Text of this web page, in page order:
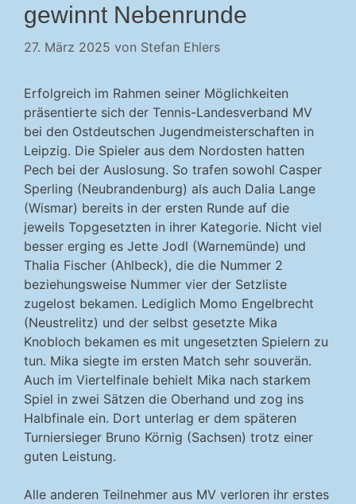
gewinnt Nebenrunde
27. März 2025 von Stefan Ehlers
Erfolgreich im Rahmen seiner Möglichkeiten
präsentierte sich der Tennis-Landesverband MV
bei den Ostdeutschen Jugendmeisterschaften in
Leipzig. Die Spieler aus dem Nordosten hatten
Pech bei der Auslosung. So trafen sowohl Casper
Sperling (Neubrandenburg) als auch Dalia Lange
(Wismar) bereits in der ersten Runde auf die
jeweils Topgesetzten in ihrer Kategorie. Nicht viel
besser erging es Jette Jodl (Warnemünde) und
Thalia Fischer (Ahlbeck), die die Nummer 2
beziehungsweise Nummer vier der Setzliste
zugelost bekamen. Lediglich Momo Engelbrecht
(Neustrelitz) und der selbst gesetzte Mika
Knobloch bekamen es mit ungesetzten Spielern zu
tun. Mika siegte im ersten Match sehr souverän.
Auch im Viertelfinale behielt Mika nach starkem
Spiel in zwei Sätzen die Oberhand und zog ins
Halbfinale ein. Dort unterlag er dem späteren
Turniersieger Bruno Körnig (Sachsen) trotz einer
guten Leistung.
Alle anderen Teilnehmer aus MV verloren ihr erstes